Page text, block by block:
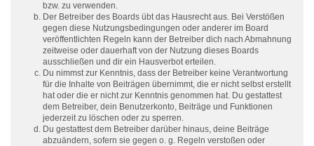
bzw. zu verwenden.
Der Betreiber des Boards übt das Hausrecht aus. Bei Verstößen
gegen diese Nutzungsbedingungen oder anderer im Board
veröffentlichten Regeln kann der Betreiber dich nach Abmahnung
zeitweise oder dauerhaft von der Nutzung dieses Boards
ausschließen und dir ein Hausverbot erteilen.
Du nimmst zur Kenntnis, dass der Betreiber keine Verantwortung
für die Inhalte von Beiträgen übernimmt, die er nicht selbst erstellt
hat oder die er nicht zur Kenntnis genommen hat. Du gestattest
dem Betreiber, dein Benutzerkonto, Beiträge und Funktionen
jederzeit zu löschen oder zu sperren.
Du gestattest dem Betreiber darüber hinaus, deine Beiträge
abzuändern, sofern sie gegen o. g. Regeln verstoßen oder